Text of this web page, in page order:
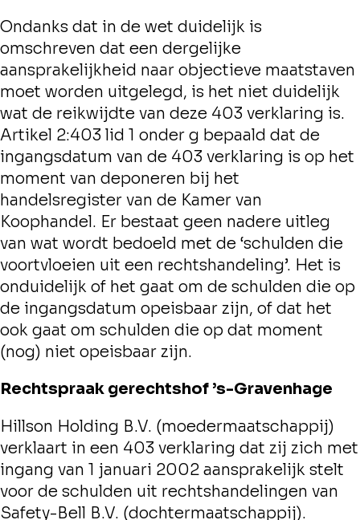
Ondanks dat in de wet duidelijk is
omschreven dat een dergelijke
aansprakelijkheid naar objectieve maatstaven
moet worden uitgelegd, is het niet duidelijk
wat de reikwijdte van deze 403 verklaring is.
Artikel 2:403 lid 1 onder g bepaald dat de
ingangsdatum van de 403 verklaring is op het
moment van deponeren bij het
handelsregister van de Kamer van
Koophandel. Er bestaat geen nadere uitleg
van wat wordt bedoeld met de ‘schulden die
voortvloeien uit een rechtshandeling’. Het is
onduidelijk of het gaat om de schulden die op
de ingangsdatum opeisbaar zijn, of dat het
ook gaat om schulden die op dat moment
(nog) niet opeisbaar zijn.
Rechtspraak gerechtshof ’s-Gravenhage
Hillson Holding B.V. (moedermaatschappij)
verklaart in een 403 verklaring dat zij zich met
ingang van 1 januari 2002 aansprakelijk stelt
voor de schulden uit rechtshandelingen van
Safety-Bell B.V. (dochtermaatschappij).